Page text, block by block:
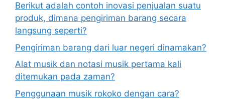
Berikut adalah contoh inovasi penjualan suatu
produk, dimana pengiriman barang secara
langsung seperti?
Pengiriman barang dari luar negeri dinamakan?
Alat musik dan notasi musik pertama kali
ditemukan pada zaman?
Penggunaan musik rokoko dengan cara?